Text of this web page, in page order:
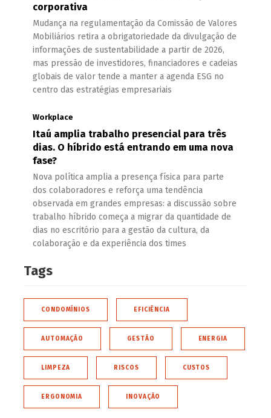
corporativa
Mudança na regulamentação da Comissão de Valores
Mobiliários retira a obrigatoriedade da divulgação de
informações de sustentabilidade a partir de 2026,
mas pressão de investidores, financiadores e cadeias
globais de valor tende a manter a agenda ESG no
centro das estratégias empresariais
Workplace
Itaú amplia trabalho presencial para três
dias. O híbrido está entrando em uma nova
fase?
Nova política amplia a presença física para parte
dos colaboradores e reforça uma tendência
observada em grandes empresas: a discussão sobre
trabalho híbrido começa a migrar da quantidade de
dias no escritório para a gestão da cultura, da
colaboração e da experiência dos times
Tags
CONDOMÍNIOS EFICIÊNCIA
AUTOMAÇÃO GESTÃO ENERGIA
LIMPEZA RISCOS CUSTOS
ERGONOMIA INOVAÇÃO